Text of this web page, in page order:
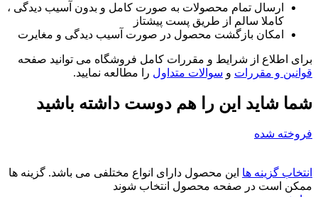
ارسال تمام محصولات به صورت کامل و بدون آسیب دیدگی ،
کاملا سالم از طریق پست پیشتاز
امکان بازگشت محصول در صورت آسیب دیدگی و مغایرت
برای اطلاع از شرایط و مقررات کامل فروشگاه می توانید صفحه
قوانین و مقررات و سوالات متداول را مطالعه نمایید.
شما شاید این را هم دوست داشته باشید
فروخته شده
انتخاب گزینه ها این محصول دارای انواع مختلفی می باشد. گزینه ها
ممکن است در صفحه محصول انتخاب شوند